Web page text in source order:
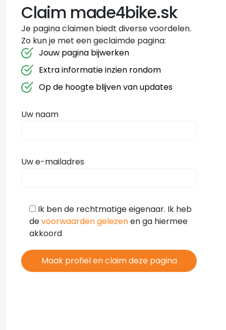
Claim made4bike.sk
Je pagina claimen biedt diverse voordelen.
Zo kun je met een geclaimde pagina:
Jouw pagina bijwerken
Extra informatie inzien rondom
Op de hoogte blijven van updates
Uw naam
Uw e-mailadres
Ik ben de rechtmatige eigenaar. Ik heb
devoorwaarden gelezenen ga hiermee
akkoord